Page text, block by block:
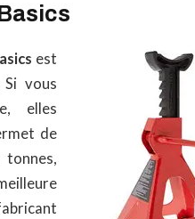
est
vous
elles
de